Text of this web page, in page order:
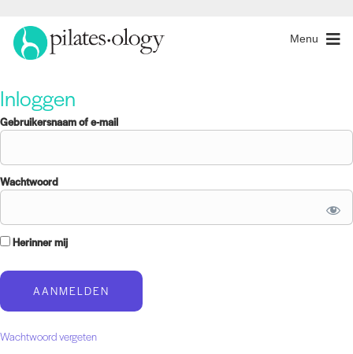
Menu
Inloggen
Gebruikersnaam of e-mail
Wachtwoord
Herinner mij
Wachtwoord vergeten